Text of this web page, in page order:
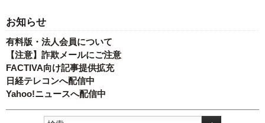
お知らせ
有料版・法人会員について
【注意】詐欺メールにご注意
FACTIVA向け記事提供拡充
日経テレコンへ配信中
Yahoo!ニュースへ配信中